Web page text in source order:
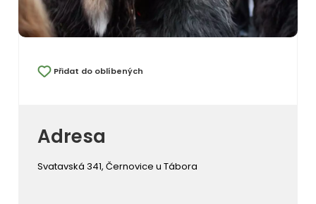
Přidat do oblíbených
Adresa
Svatavská 341, Černovice u Tábora